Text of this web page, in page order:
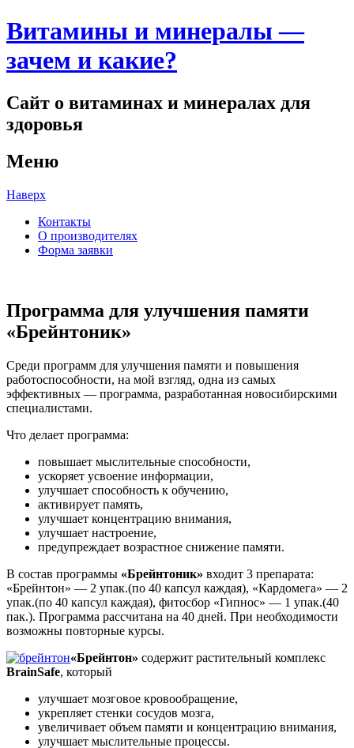
Витамины и минералы —
зачем и какие?
Сайт о витаминах и минералах для
здоровья
Меню
Наверх
Контакты
О производителях
Форма заявки
Программа для улучшения памяти
«Брейнтоник»
Среди программ для улучшения памяти и повышения
работоспособности, на мой взгляд, одна из самых
эффективных — программа, разработанная новосибирскими
специалистами.
Что делает программа:
повышает мыслительные способности,
ускоряет усвоение информации,
улучшает способность к обучению,
активирует память,
улучшает концентрацию внимания,
улучшает настроение,
предупреждает возрастное снижение памяти.
В состав программы «Брейнтоник» входит 3 препарата:
«Брейнтон» — 2 упак.(по 40 капсул каждая), «Кардомега» — 2
упак.(по 40 капсул каждая), фитосбор «Гипнос» — 1 упак.(40
пак.). Программа рассчитана на 40 дней. При необходимости
возможны повторные курсы.
«Брейнтон» содержит растительный комплекс
BrainSafe, который
улучшает мозговое кровообращение,
укрепляет стенки сосудов мозга,
увеличивает объем памяти и концентрацию внимания,
улучшает мыслительные процессы.